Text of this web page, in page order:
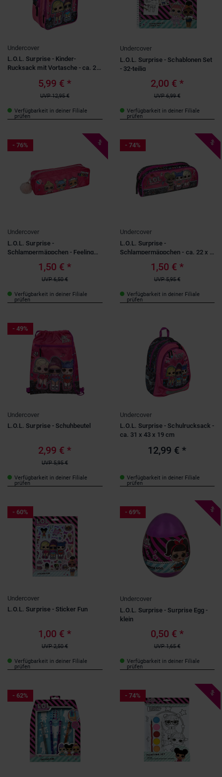
Undercover
L.O.L. Surprise - Kinder-
Rucksack mit Vortasche - ca. 25
5,99 € *
UVP 12,95 €
Verfügbarkeit in deiner Filiale
prüfen
Undercover
L.O.L. Surprise - Schablonen Set
- 32-teilig
2,00 € *
UVP 6,99 €
Verfügbarkeit in deiner Filiale
prüfen
- 76% %
Undercover
L.O.L. Surprise -
Schlampermäppchen - Feeling
1,50 € *
UVP 6,50 €
Verfügbarkeit in deiner Filiale
prüfen
- 74% %
Undercover
L.O.L. Surprise -
Schlampermäppchen - ca. 22 x 9
1,50 € *
UVP 5,95 €
Verfügbarkeit in deiner Filiale
prüfen
- 49%
Undercover
L.O.L. Surprise - Schuhbeutel
2,99 € *
UVP 5,95 €
Verfügbarkeit in deiner Filiale
prüfen
Undercover
L.O.L. Surprise - Schulrucksack -
ca. 31 x 43 x 19 cm
12,99 € *
Verfügbarkeit in deiner Filiale
prüfen
- 60%
Undercover
L.O.L. Surprise - Sticker Fun
1,00 € *
UVP 2,50 €
Verfügbarkeit in deiner Filiale
prüfen
- 69% %
Undercover
L.O.L. Surprise - Surprise Egg -
klein
0,50 € *
UVP 1,65 €
Verfügbarkeit in deiner Filiale
prüfen
- 62% - 74% %